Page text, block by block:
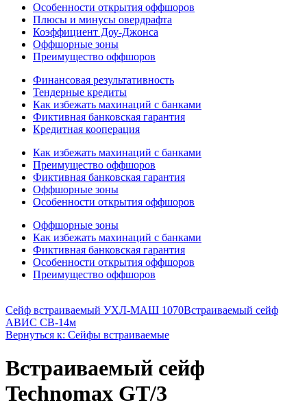
Особенности открытия оффшоров
Плюсы и минусы овердрафта
Коэффициент Доу-Джонса
Оффшорные зоны
Преимущество оффшоров
Финансовая результативность
Тендерные кредиты
Как избежать махинаций с банками
Фиктивная банковская гарантия
Кредитная кооперация
Как избежать махинаций с банками
Преимущество оффшоров
Фиктивная банковская гарантия
Оффшорные зоны
Особенности открытия оффшоров
Оффшорные зоны
Как избежать махинаций с банками
Фиктивная банковская гарантия
Особенности открытия оффшоров
Преимущество оффшоров
Сейф встраиваемый УХЛ-МАШ 1070Встраиваемый сейф
АВИС СВ-14м
Вернуться к: Сейфы встраиваемые
Встраиваемый сейф
Technomax GT/3